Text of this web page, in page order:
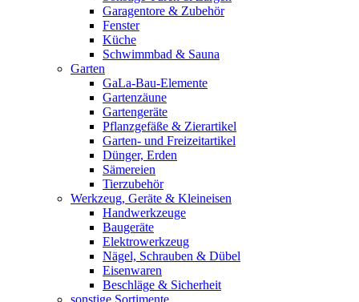
Garagentore & Zubehör
Fenster
Küche
Schwimmbad & Sauna
Garten
GaLa-Bau-Elemente
Gartenzäune
Gartengeräte
Pflanzgefäße & Zierartikel
Garten- und Freizeitartikel
Dünger, Erden
Sämereien
Tierzubehör
Werkzeug, Geräte & Kleineisen
Handwerkzeuge
Baugeräte
Elektrowerkzeug
Nägel, Schrauben & Dübel
Eisenwaren
Beschläge & Sicherheit
sonstige Sortimente